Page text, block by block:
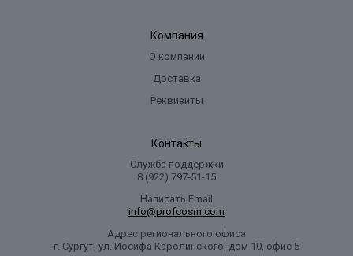
Компания
О компании
Доставка
Реквизиты
Контакты
Служба поддержки
8 (922) 797‑51-15
Написать Email
info@profcosm.com
Адрес регионального офиса
г. Сургут, ул. Иосифа Каролинского, дом 10, офис 5